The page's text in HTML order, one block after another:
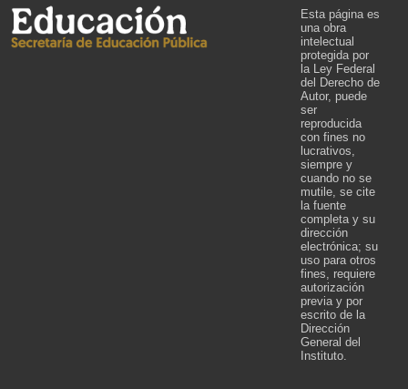
Esta página es
una obra
intelectual
protegida por
la Ley Federal
del Derecho de
Autor, puede
ser
reproducida
con fines no
lucrativos,
siempre y
cuando no se
mutile, se cite
la fuente
completa y su
dirección
electrónica; su
uso para otros
fines, requiere
autorización
previa y por
escrito de la
Dirección
General del
Instituto.